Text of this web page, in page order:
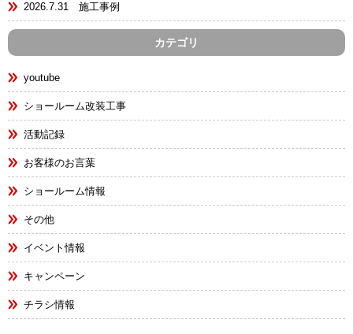
2026.7.31 施工事例
カテゴリ
youtube
ショールーム改装工事
活動記録
お客様のお言葉
ショールーム情報
その他
イベント情報
キャンペーン
チラシ情報